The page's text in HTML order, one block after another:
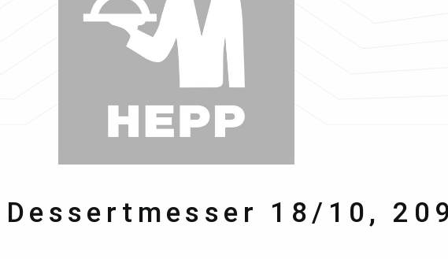
18/10,